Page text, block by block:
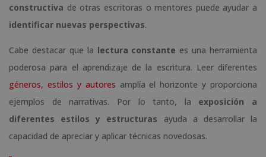
constructiva de otras escritoras o mentores puede ayudar a
identificar nuevas perspectivas.
Cabe destacar que la lectura constante es una herramienta
poderosa para el aprendizaje de la escritura. Leer diferentes
géneros, estilos y autores amplía el horizonte y proporciona
ejemplos de narrativas. Por lo tanto, la exposición a
diferentes estilos y estructuras ayuda a desarrollar la
capacidad de apreciar y aplicar técnicas novedosas.